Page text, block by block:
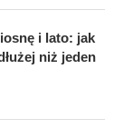
i lato: jak
niż jeden